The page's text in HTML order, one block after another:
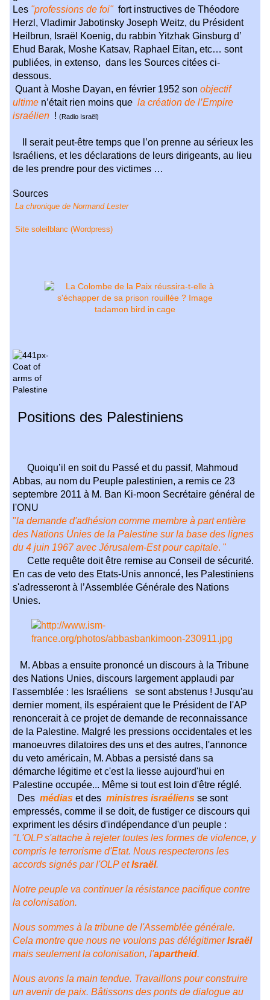
Les "professions de foi"fort instructives de Théodore
Herzl, Vladimir Jabotinsky Joseph Weitz, du Président
Heilbrun, Israël Koenig, du rabbin Yitzhak Ginsburg d’
Ehud Barak, Moshe Katsav, Raphael Eitan, etc… sont
publiées, in extenso, dans les Sources citées ci-
dessous.
Quant à Moshe Dayan, en février 1952 son objectif
ultime n’était rien moins que la création de l’Empire
israélien ! (Radio Israël)
Il serait peut-être temps que l’on prenne au sérieux les
Israéliens, et les déclarations de leurs dirigeants, au lieu
de les prendre pour des victimes …
Sources
La chronique de Normand Lester
Site soleilblanc (Wordpress)
Positions des Palestiniens
Quoiqu’il en soit du Passé et du passif, Mahmoud
Abbas, au nom du Peuple palestinien, a remis ce 23
septembre 2011 à M. Ban Ki-moon Secrétaire général de
l'ONU
"la demande d'adhésion comme membre à part entière
des Nations Unies de la Palestine sur la base des lignes
du 4 juin 1967 avec Jérusalem-Est pour capitale. "
Cette requête doit être remise au Conseil de sécurité.
En cas de veto des Etats-Unis annoncé, les Palestiniens
s'adresseront à l’Assemblée Générale des Nations
Unies.
M. Abbas a ensuite prononcé un discours à la Tribune
des Nations Unies, discours largement applaudi par
l'assemblée : les Israéliens se sont abstenus ! Jusqu'au
dernier moment, ils espéraient que le Président de l'AP
renoncerait à ce projet de demande de reconnaissance
de la Palestine. Malgré les pressions occidentales et les
manoeuvres dilatoires des uns et des autres, l'annonce
du veto américain, M. Abbas a persisté dans sa
démarche légitime et c'est la liesse aujourd'hui en
Palestine occupée... Même si tout est loin d'être réglé.
Des médias et des ministres israéliens se sont
empressés, comme il se doit, de fustiger ce discours qui
expriment les désirs d'indépendance d'un peuple :
"L'OLP s'attache à rejeter toutes les formes de violence, y
compris le terrorisme d'Etat. Nous respecterons les
accords signés par l'OLP etIsraël.
Notre peuple va continuer la résistance pacifique contre
la colonisation.
Nous sommes à la tribune de l'Assemblée générale.
Cela montre que nous ne voulons pas délégitimerIsraël
mais seulement la colonisation, l'apartheid.
Nous avons la main tendue. Travaillons pour construire
un avenir de paix. Bâtissons des ponts de dialogue au